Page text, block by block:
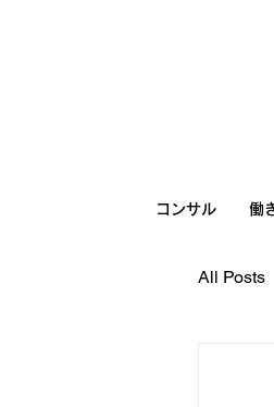
コンサル 働
All Posts